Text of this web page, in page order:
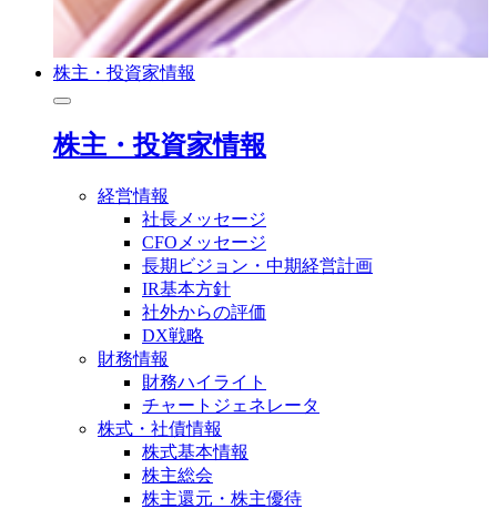
株主・投資家情報
株主・投資家情報
経営情報
社長メッセージ
CFOメッセージ
長期ビジョン・中期経営計画
IR基本方針
社外からの評価
DX戦略
財務情報
財務ハイライト
チャートジェネレータ
株式・社債情報
株式基本情報
株主総会
株主還元・株主優待